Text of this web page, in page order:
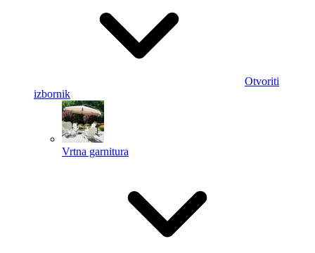
Otvoriti
izbornik
Vrtna garnitura